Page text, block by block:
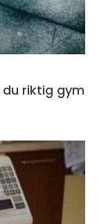
du riktig gym